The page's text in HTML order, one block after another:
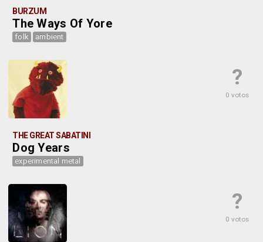
BURZUM
The Ways Of Yore
folk ambient
?
0 votos
THE GREAT SABATINI
Dog Years
experimental metal
?
0 votos